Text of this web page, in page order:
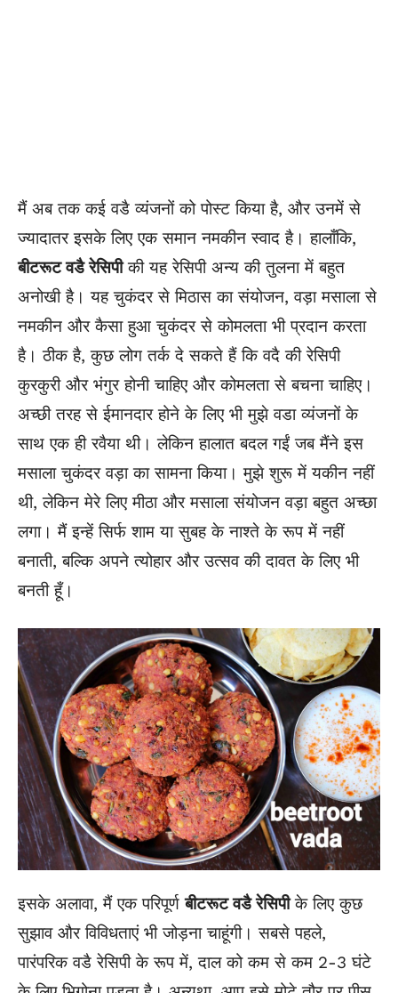
मैं अब तक कई वडै व्यंजनों को पोस्ट किया है, और उनमें से
ज्यादातर इसके लिए एक समान नमकीन स्वाद है। हालाँकि,
बीटरूट वडै रेसिपीकी यह रेसिपी अन्य की तुलना में बहुत
अनोखी है। यह चुकंदर से मिठास का संयोजन, वड़ा मसाला से
नमकीन और कैसा हुआ चुकंदर से कोमलता भी प्रदान करता
है। ठीक है, कुछ लोग तर्क दे सकते हैं कि वदै की रेसिपी
कुरकुरी और भंगुर होनी चाहिए और कोमलता से बचना चाहिए।
अच्छी तरह से ईमानदार होने के लिए भी मुझे वडा व्यंजनों के
साथ एक ही रवैया थी। लेकिन हालात बदल गईं जब मैंने इस
मसाला चुकंदर वड़ा का सामना किया। मुझे शुरू में यकीन नहीं
थी, लेकिन मेरे लिए मीठा और मसाला संयोजन वड़ा बहुत अच्छा
लगा। मैं इन्हें सिर्फ शाम या सुबह के नाश्ते के रूप में नहीं
बनाती, बल्कि अपने त्योहार और उत्सव की दावत के लिए भी
बनती हूँ।
इसके अलावा, मैं एक परिपूर्णबीटरूट वडै रेसिपीके लिए कुछ
सुझाव और विविधताएं भी जोड़ना चाहूंगी। सबसे पहले,
पारंपरिक वडै रेसिपी के रूप में, दाल को कम से कम 2-3 घंटे